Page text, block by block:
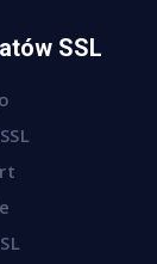
SSL